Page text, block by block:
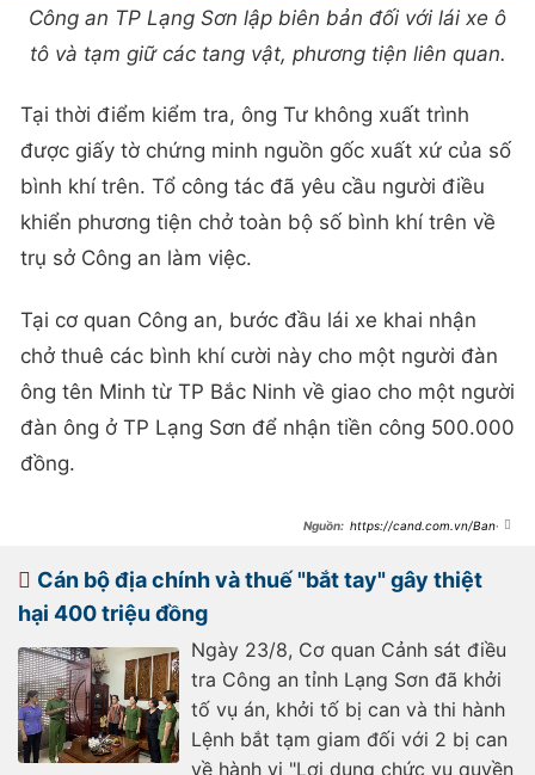
Công an TP Lạng Sơn lập biên bản đối với lái xe ô
tô và tạm giữ các tang vật, phương tiện liên quan.
Tại thời điểm kiểm tra, ông Tư không xuất trình
được giấy tờ chứng minh nguồn gốc xuất xứ của số
bình khí trên. Tổ công tác đã yêu cầu người điều
khiển phương tiện chở toàn bộ số bình khí trên về
trụ sở Công an làm việc.
Tại cơ quan Công an, bước đầu lái xe khai nhận
chở thuê các bình khí cười này cho một người đàn
ông tên Minh từ TP Bắc Ninh về giao cho một người
đàn ông ở TP Lạng Sơn để nhận tiền công 500.000
đồng.
https://cand.com.vn/Ban-
Cán bộ địa chính và thuế "bắt tay" gây thiệt
hại 400 triệu đồng
Ngày 23/8, Cơ quan Cảnh sát điều
tra Công an tỉnh Lạng Sơn đã khởi
tố vụ án, khởi tố bị can và thi hành
Lệnh bắt tạm giam đối với 2 bị can
về hành vi "Lợi dụng chức vụ quyền